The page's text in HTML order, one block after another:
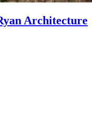
Architecture